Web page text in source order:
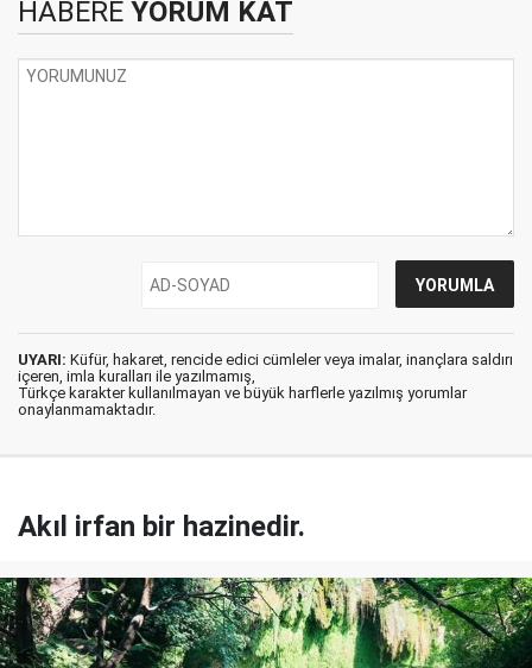
HABERE YORUM KAT
UYARI: Küfür, hakaret, rencide edici cümleler veya imalar, inançlara saldırı
içeren, imla kuralları ile yazılmamış,
Türkçe karakter kullanılmayan ve büyük harflerle yazılmış yorumlar
onaylanmamaktadır.
Akıl irfan bir hazinedir.